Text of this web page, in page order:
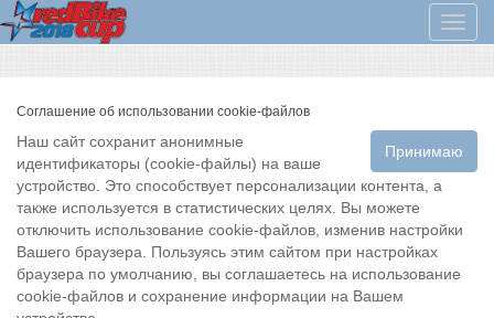
Меню
Соглашение об использовании cookie-файлов
Принимаю
Наш сайт сохранит анонимные
идентификаторы (cookie-файлы) на ваше
устройство. Это способствует персонализации контента, а
также используется в статистических целях. Вы можете
отключить использование cookie-файлов, изменив настройки
Вашего браузера. Пользуясь этим сайтом при настройках
браузера по умолчанию, вы соглашаетесь на использование
cookie-файлов и сохранение информации на Вашем